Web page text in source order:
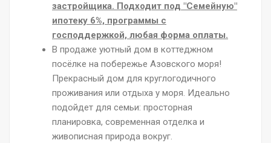
застройщика. Подходит под "Семейную"
ипотеку 6%, программы с
господдержкой, любая форма оплаты.
В продаже уютный дом в коттеджном
посёлке на побережье Азовского моря!
Прекрасный дом для круглогодичного
проживания или отдыха у моря. Идеально
подойдет для семьи: просторная
планировка, современная отделка и
живописная природа вокруг.